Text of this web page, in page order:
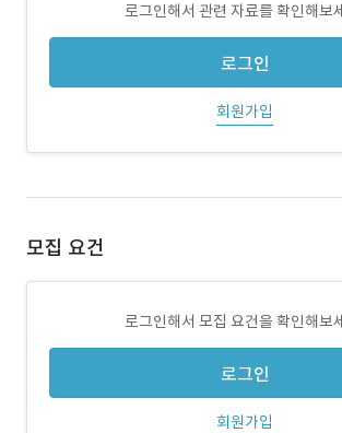
로그인해서 관련 자료를 확인해보
로그인
회원가입
모집 요건
로그인해서 모집 요건을 확인해보
로그인
회원가입